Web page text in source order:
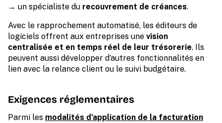
→ un spécialiste du recouvrement de créances.
Avec le rapprochement automatisé, les éditeurs de
logiciels offrent aux entreprises une vision
centralisée et en temps réel de leur trésorerie. Ils
peuvent aussi développer d’autres fonctionnalités en
lien avec la relance client ou le suivi budgétaire.
Exigences réglementaires
Parmi les modalités d’application de la facturation